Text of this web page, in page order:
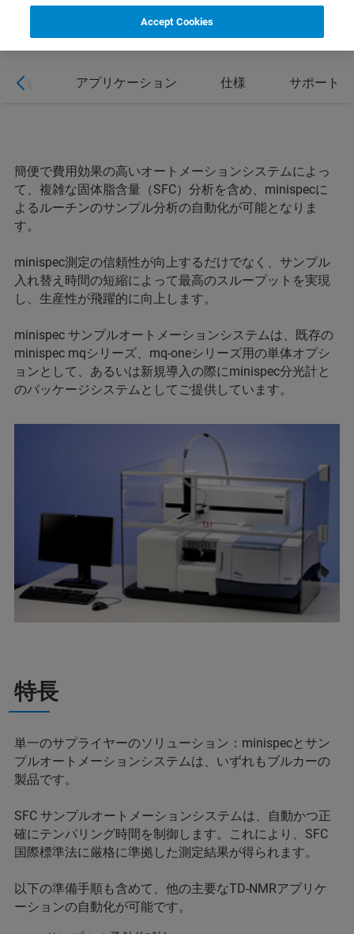
利点 アプリケーション 仕様 サポート
簡便で費用効果の高いオートメーションシステムによっ
て、複雑な固体脂含量（SFC）分析を含め、minispecに
よるルーチンのサンプル分析の自動化が可能となりま
す。
minispec測定の信頼性が向上するだけでなく、サンプル
入れ替え時間の短縮によって最高のスループットを実現
し、生産性が飛躍的に向上します。
minispec サンプルオートメーションシステムは、既存の
minispec mqシリーズ、mq-oneシリーズ用の単体オプシ
ョンとして、あるいは新規導入の際にminispec分光計と
のパッケージシステムとしてご提供しています。
特長
単一のサプライヤーのソリューション：minispecとサン
プルオートメーションシステムは、いずれもブルカーの
製品です。
SFC サンプルオートメーションシステムは、自動かつ正
確にテンパリング時間を制御します。これにより、SFC
国際標準法に厳格に準拠した測定結果が得られます。
以下の準備手順も含めて、他の主要なTD-NMRアプリケ
ーションの自動化が可能です。
Accept Cookies